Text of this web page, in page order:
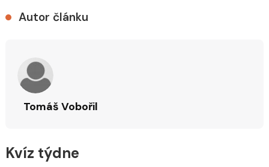
Autor článku
Tomáš Vobořil
Kvíz týdne